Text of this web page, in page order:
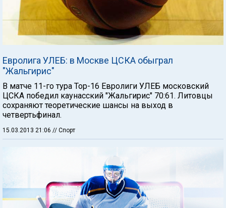
Евролига УЛЕБ: в Москве ЦСКА обыграл
"Жальгирис"
В матче 11-го тура Тор-16 Евролиги УЛЕБ московский
ЦСКА победил каунасский "Жальгирис" 70:61. Литовцы
сохраняют теоретические шансы на выход в
четвертьфинал.
15.03.2013 21:06 // Спорт